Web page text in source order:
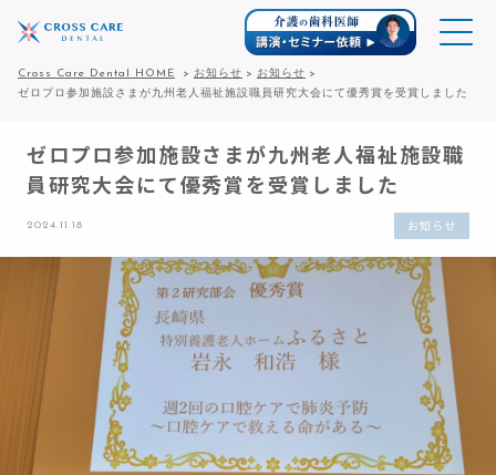
Cross Care Dental HOME お知らせ
お知らせ
ゼロプロ参加施設さまが九州老人福祉施設職員研究大会にて優秀賞を受賞しました
ゼロプロ参加施設さまが九州老人福祉施設職
員研究大会にて優秀賞を受賞しました
2024.11.18 お知らせ